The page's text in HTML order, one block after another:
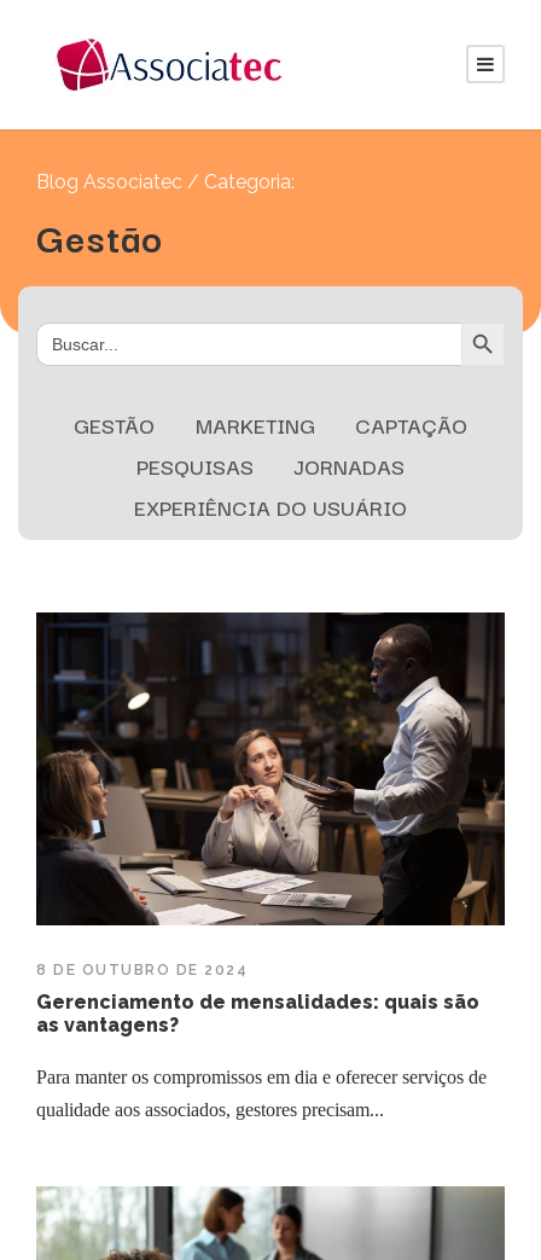
Blog Associatec / Categoria:
Gestão
Search
for:
Search Button
GESTÃO MARKETING
CAPTAÇÃO
PESQUISAS
JORNADAS
EXPERIÊNCIA DO USUÁRIO
8 DE OUTUBRO DE 2024
Gerenciamento de mensalidades: quais são
as vantagens?
Para manter os compromissos em dia e oferecer serviços de
qualidade aos associados, gestores precisam...